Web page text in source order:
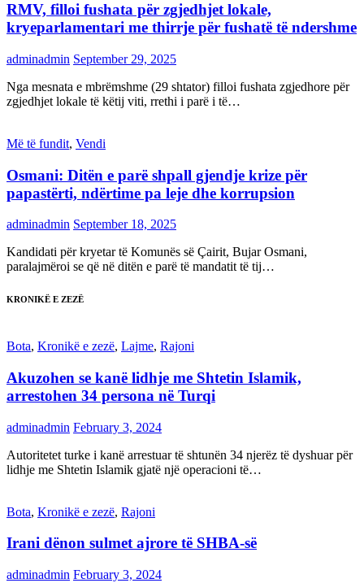
RMV, filloi fushata për zgjedhjet lokale,
kryeparlamentari me thirrje për fushatë të ndershme
adminadmin September 29, 2025
Nga mesnata e mbrëmshme (29 shtator) filloi fushata zgjedhore për
zgjedhjet lokale të këtij viti, rrethi i parë i të…
Më të fundit, Vendi
Osmani: Ditën e parë shpall gjendje krize për
papastërti, ndërtime pa leje dhe korrupsion
adminadmin September 18, 2025
Kandidati për kryetar të Komunës së Çairit, Bujar Osmani,
paralajmëroi se që në ditën e parë të mandatit të tij…
KRONIKË E ZEZË
Bota, Kronikë e zezë, Lajme, Rajoni
Akuzohen se kanë lidhje me Shtetin Islamik,
arrestohen 34 persona në Turqi
adminadmin February 3, 2024
Autoritetet turke i kanë arrestuar të shtunën 34 njerëz të dyshuar për
lidhje me Shtetin Islamik gjatë një operacioni të…
Bota, Kronikë e zezë, Rajoni
Irani dënon sulmet ajrore të SHBA-së
adminadmin February 3, 2024